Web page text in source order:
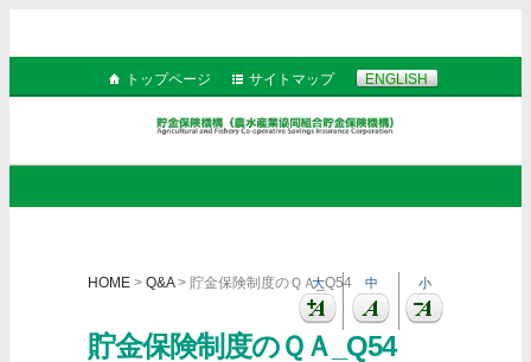
トップページ サイトマップ ENGLISH
HOME > Q&A> 貯金保険制度のＱＡ_Q54
貯金保険制度のＱＡ_Q54
大 中 小